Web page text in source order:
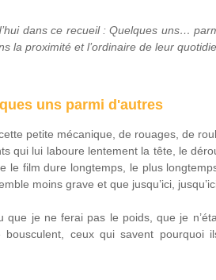
dans ce recueil : Quelques uns…
la proximité et l’ordinaire de leur
uns parmi d'autres
petite mécanique, de rouages, de
qui lui laboure lentement la tête, le
le film dure longtemps, le plus
moins grave et que jusqu’ici,
que je ne ferai pas le poids, que je
ceux qui savent pourquoi